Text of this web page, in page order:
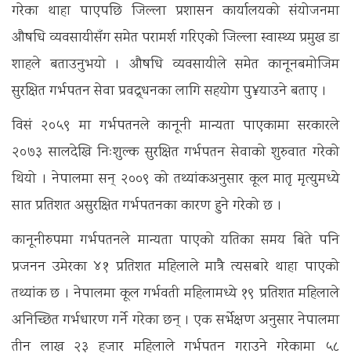
गरेका थाहा पाएपछि जिल्ला प्रशासन कार्यालयको संयोजनमा
औषधि व्यवसायीसँग समेत परामर्श गरिएको जिल्ला स्वास्थ्य प्रमुख डा
शाहले बताउनुभयो । औषधि व्यवसायीले समेत कानूनबमोजिम
सुरक्षित गर्भपतन सेवा प्रवद्र्धनका लागि सहयोग पु¥याउने बताए ।
विसं २०५९ मा गर्भपतनले कानूनी मान्यता पाएकामा सरकारले
२०७३ सालदेखि निःशुल्क सुरक्षित गर्भपतन सेवाको शुरुवात गरेको
थियो । नेपालमा सन् २००९ को तथ्यांकअनुसार कूल मातृ मृत्युमध्ये
सात प्रतिशत असुरक्षित गर्भपतनका कारण हुने गरेको छ ।
कानूनीरुपमा गर्भपतनले मान्यता पाएको यतिका समय बिते पनि
प्रजनन उमेरका ४१ प्रतिशत महिलाले मात्रै त्यसबारे थाहा पाएको
तथ्यांक छ । नेपालमा कूल गर्भवती महिलामध्ये १९ प्रतिशत महिलाले
अनिच्छित गर्भधारण गर्ने गरेका छन् । एक सर्भेक्षण अनुसार नेपालमा
तीन लाख २३ हजार महिलाले गर्भपतन गराउने गरेकामा ५८